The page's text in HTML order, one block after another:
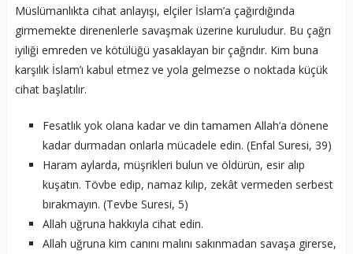
Müslümanlıkta cihat anlayışı, elçiler İslam’a çağırdığında
girmemekte direnenlerle savaşmak üzerine kuruludur. Bu çağrı
iyiliği emreden ve kötülüğü yasaklayan bir çağrıdır. Kim buna
karşılık İslam’ı kabul etmez ve yola gelmezse o noktada küçük
cihat başlatılır.
Fesatlık yok olana kadar ve din tamamen Allah’a dönene
kadar durmadan onlarla mücadele edin. (Enfal Suresi, 39)
Haram aylarda, müşrikleri bulun ve öldürün, esir alıp
kuşatın. Tövbe edip, namaz kılıp, zekât vermeden serbest
bırakmayın. (Tevbe Suresi, 5)
Allah uğruna hakkıyla cihat edin.
Allah uğruna kim canını malını sakınmadan savaşa girerse,